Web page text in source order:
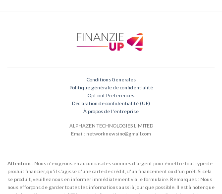
Conditions Generales
Politique générale de confidentialité
Opt-out Preferences
Déclaration de confidentialité (UE)
À propos de l'entreprise
ALPHAZEN TECHNOLOGIES LIMITED
Email: networknewsinc@gmail.com
Attention : Nous n'exigeons en aucun cas des sommes d'argent pour émettre tout type de
produit financier, qu'il s'agisse d'une carte de crédit, d'un financement ou d'un prêt. Si cela
se produit, veuillez nous en informer immédiatement via le formulaire. Remarques : Nous
nous efforçons de garder toutes les informations aussi à jour que possible. Il est à noter que